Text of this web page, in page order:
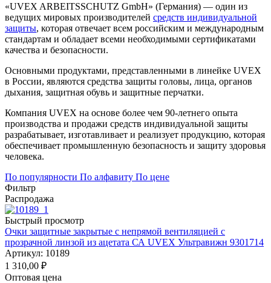
«UVEX ARBEITSSCHUTZ GmbH» (Германия) — один из
ведущих мировых производителей средств индивидуальной
защиты, которая отвечает всем российским и международным
стандартам и обладает всеми необходимыми сертификатами
качества и безопасности.
Основными продуктами, представленными в линейке UVEX
в России, являются средства защиты головы, лица, органов
дыхания, защитная обувь и защитные перчатки.
Компания UVEX на основе более чем 90-летнего опыта
производства и продажи средств индивидуальной защиты
разрабатывает, изготавливает и реализует продукцию, которая
обеспечивает промышленную безопасность и защиту здоровья
человека.
По популярности По алфавиту По цене
Фильтр
Распродажа
Быстрый просмотр
Очки защитные закрытые с непрямой вентиляцией с
прозрачной линзой из ацетата СА UVEX Ультравижн 9301714
Артикул: 10189
1 310,00 ₽
Оптовая цена